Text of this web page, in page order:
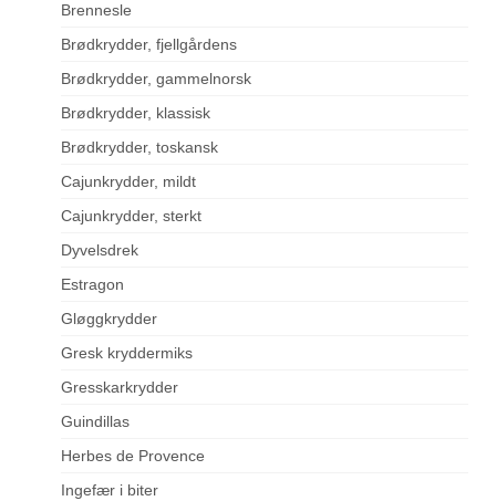
Brennesle
Brødkrydder, fjellgårdens
Brødkrydder, gammelnorsk
Brødkrydder, klassisk
Brødkrydder, toskansk
Cajunkrydder, mildt
Cajunkrydder, sterkt
Dyvelsdrek
Estragon
Gløggkrydder
Gresk kryddermiks
Gresskarkrydder
Guindillas
Herbes de Provence
Ingefær i biter